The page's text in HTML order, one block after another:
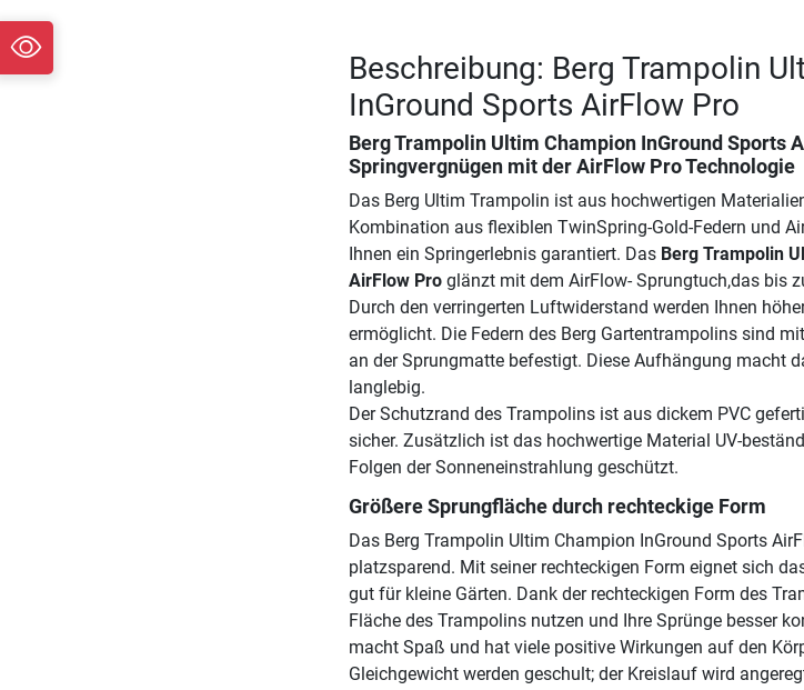
Beschreibung: Berg Trampolin
InGround Sports AirFlow Pro
Berg Trampolin Ultim Champion InGround Sports
Springvergnügen mit der AirFlow Pro Technologie
Das Berg Ultim Trampolin ist aus hochwertigen
Kombination aus flexiblen TwinSpring-Gold-Federn und
Ihnen ein Springerlebnis garantiert. Das Berg Trampolin
AirFlow Proglänzt mit dem AirFlow- Sprungtuch,das bis
Durch den verringerten Luftwiderstand werden Ihnen
ermöglicht. Die Federn des Berg Gartentrampolins sind
an der Sprungmatte befestigt. Diese Aufhängung macht
langlebig.
Der Schutzrand des Trampolins ist aus dickem PVC
sicher. Zusätzlich ist das hochwertige Material UV-
Folgen der Sonneneinstrahlung geschützt.
Größere Sprungfläche durch rechteckige Form
Das Berg Trampolin Ultim Champion InGround Sports
platzsparend. Mit seiner rechteckigen Form eignet sich
gut für kleine Gärten. Dank der rechteckigen Form des
Fläche des Trampolins nutzen und Ihre Sprünge besser
macht Spaß und hat viele positive Wirkungen auf den
Gleichgewicht werden geschult; der Kreislauf wird